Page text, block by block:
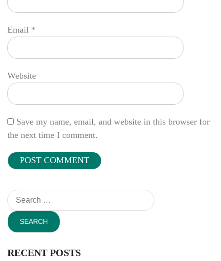
Email *
Website
Save my name, email, and website in this browser for
the next time I comment.
Search
for:
RECENT POSTS